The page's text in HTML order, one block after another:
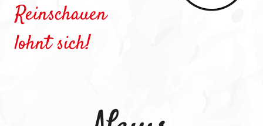
Reinschauen
lohnt sich!